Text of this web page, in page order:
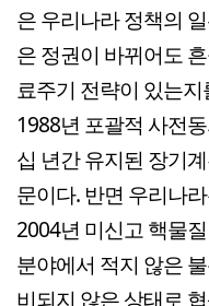
은 우리나라 정책의
은 정권이 바뀌어도
료주기 전략이 있는
1988년 포괄적 사전
십 년간 유지된 장기
문이다. 반면 우리나
2004년 미신고 핵물
분야에서 적지 않은
비되지 않은 상태로